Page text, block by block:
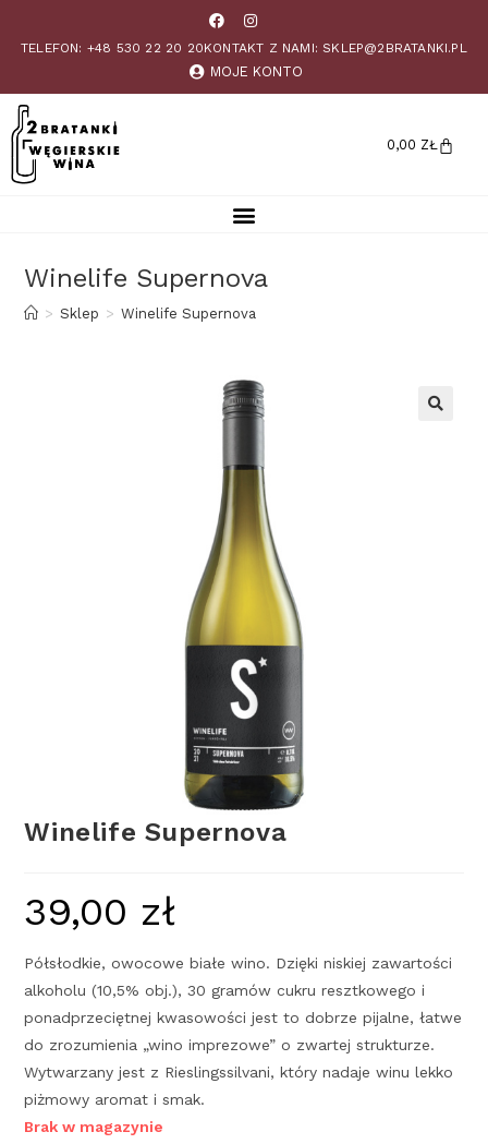
TELEFON: +48 530 22 20 20KONTAKT Z NAMI: SKLEP@2BRATANKI.PL
MOJE KONTO
0,00 ZŁ
Winelife Supernova
> Sklep > Winelife Supernova
Winelife Supernova
39,00 zł
Półsłodkie, owocowe białe wino. Dzięki niskiej zawartości
alkoholu (10,5% obj.), 30 gramów cukru resztkowego i
ponadprzeciętnej kwasowości jest to dobrze pijalne, łatwe
do zrozumienia „wino imprezowe” o zwartej strukturze.
Wytwarzany jest z Rieslingssilvani, który nadaje winu lekko
piżmowy aromat i smak.
Brak w magazynie